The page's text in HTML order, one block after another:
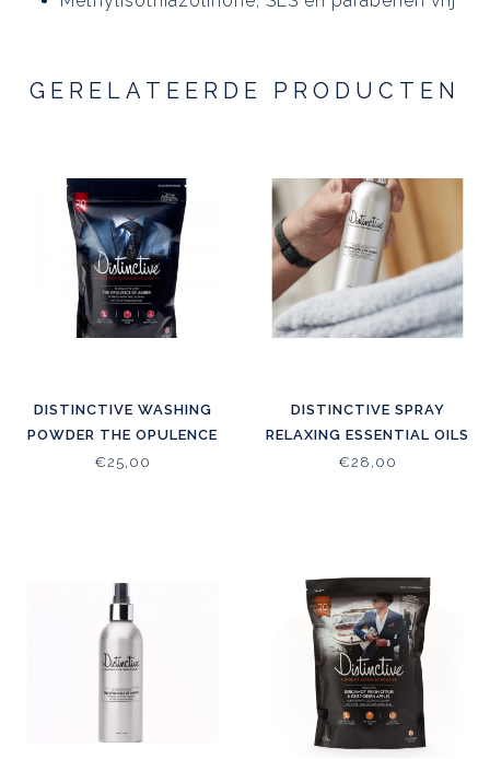
GERELATEERDE PRODUCTEN
DISTINCTIVE WASHING
POWDER THE OPULENCE
OF AMBER
€25,00
DISTINCTIVE SPRAY
RELAXING ESSENTIAL OILS
€28,00